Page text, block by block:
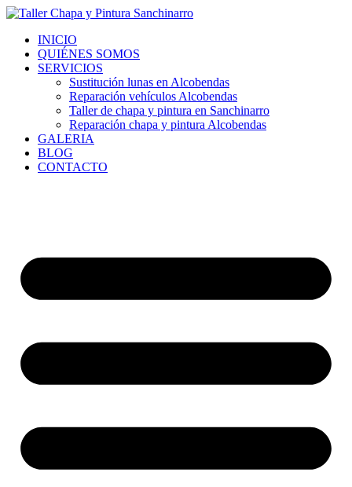
Ir
contenidoINICIO
QUIÉNES SOMOS
SERVICIOS
Sustitución lunas en Alcobendas
Reparación vehículos Alcobendas
Taller de chapa y pintura en Sanchinarro
Reparación chapa y pintura Alcobendas
GALERIA
BLOG
CONTACTO